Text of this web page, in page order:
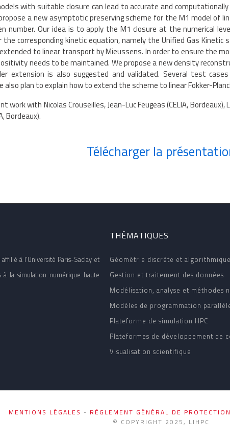
with suitable closure can lead to accurate and
a new asymptotic preserving scheme for the M1 model of
number. Our idea is to apply the M1 closure at the numerical
corresponding kinetic equation, namely the Unified Gas Kinetic
to linear transport by Mieussens. In order to ensure the
needs to be maintained. We propose a new density
extension is also suggested and validated. Several test
also plan to explain how to extend the scheme to linear Fokker-
work with Nicolas Crouseilles, Jean-Luc Feugeas (CELIA,
Bordeaux).
Télécharger la
à l'Université Paris-Saclay et
à la simulation numérique haute
THÈMATIQUES
Géométrie discrète et algorithmique
Gestion et traitement des données
Modélisation, analyse et méthodes
Modèles de programmation
Plateforme de simulation HPC
Plateformes de développement de
Visualisation scientifique
MENTIONS LÉGALES - RÈGLEMENT GÉNÉRAL DE
© COPYRIGHT 2025, LIHPC